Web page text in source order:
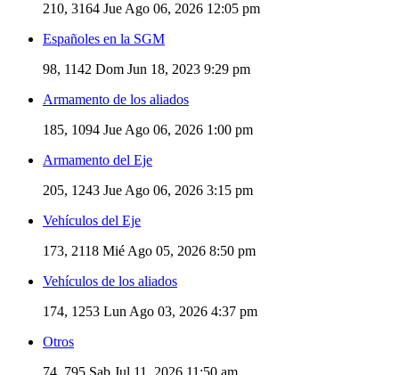
210, 3164 Jue Ago 06, 2026 12:05 pm
Españoles en la SGM
98, 1142 Dom Jun 18, 2023 9:29 pm
Armamento de los aliados
185, 1094 Jue Ago 06, 2026 1:00 pm
Armamento del Eje
205, 1243 Jue Ago 06, 2026 3:15 pm
Vehículos del Eje
173, 2118 Mié Ago 05, 2026 8:50 pm
Vehículos de los aliados
174, 1253 Lun Ago 03, 2026 4:37 pm
Otros
74, 795 Sab Jul 11, 2026 11:50 am